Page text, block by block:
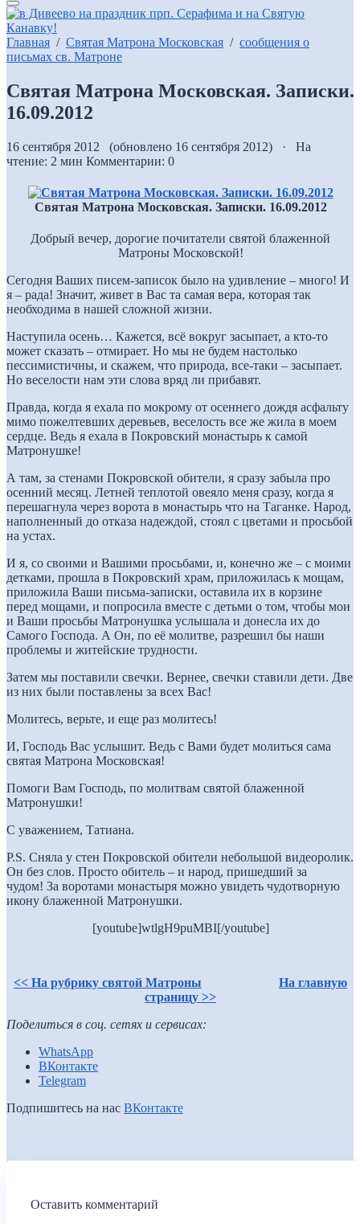
Главная / Святая Матрона Московская / сообщения о
письмах св. Матроне
Святая Матрона Московская. Записки.
16.09.2012
16 сентября 2012 (обновлено 16 сентября 2012) · На
чтение: 2 мин Комментарии: 0
Святая Матрона Московская. Записки. 16.09.2012
Добрый вечер, дорогие почитатели святой блаженной
Матроны Московской!
Сегодня Ваших писем-записок было на удивление – много! И
я – рада! Значит, живет в Вас та самая вера, которая так
необходима в нашей сложной жизни.
Наступила осень… Кажется, всё вокруг засыпает, а кто-то
может сказать – отмирает. Но мы не будем настолько
пессимистичны, и скажем, что природа, все-таки – засыпает.
Но веселости нам эти слова вряд ли прибавят.
Правда, когда я ехала по мокрому от осеннего дождя асфальту
мимо пожелтевших деревьев, веселость все же жила в моем
сердце. Ведь я ехала в Покровский монастырь к самой
Матронушке!
А там, за стенами Покровской обители, я сразу забыла про
осенний месяц. Летней теплотой овеяло меня сразу, когда я
перешагнула через ворота в монастырь что на Таганке. Народ,
наполненный до отказа надеждой, стоял с цветами и просьбой
на устах.
И я, со своими и Вашими просьбами, и, конечно же – с моими
детками, прошла в Покровский храм, приложилась к мощам,
приложила Ваши письма-записки, оставила их в корзине
перед мощами, и попросила вместе с детьми о том, чтобы мои
и Ваши просьбы Матронушка услышала и донесла их до
Самого Господа. А Он, по её молитве, разрешил бы наши
проблемы и житейские трудности.
Затем мы поставили свечки. Вернее, свечки ставили дети. Две
из них были поставлены за всех Вас!
Молитесь, верьте, и еще раз молитесь!
И, Господь Вас услышит. Ведь с Вами будет молиться сама
святая Матрона Московская!
Помоги Вам Господь, по молитвам святой блаженной
Матронушки!
С уважением, Татиана.
P.S. Сняла у стен Покровской обители небольшой видеоролик.
Он без слов. Просто обитель – и народ, пришедший за
чудом! За воротами монастыря можно увидеть чудотворную
икону блаженной Матронушки.
[youtube]wtlgH9puMBI[/youtube]
<< На рубрику святой Матроны
На главную
страницу >>
Поделиться в соц. сетях и сервисах:
WhatsApp
ВКонтакте
Telegram
Подпишитесь на нас ВКонтакте
Оставить комментарий